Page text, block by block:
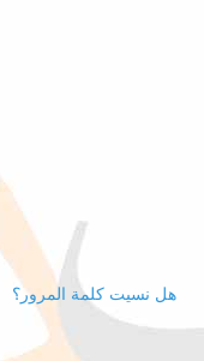
هل نسيت كلمة المرور؟